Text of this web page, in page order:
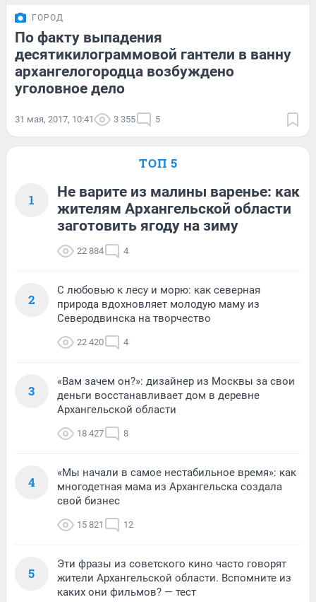
ГОРОД
По факту выпадения
десятикилограммовой гантели в ванну
архангелогородца возбуждено
уголовное дело
31 мая, 2017, 10:41 3 355 5
ТОП 5
1
Не варите из малины варенье: как
жителям Архангельской области
заготовить ягоду на зиму
22 884 4
2
С любовью к лесу и морю: как северная
природа вдохновляет молодую маму из
Северодвинска на творчество
22 420 4
3
«Вам зачем он?»: дизайнер из Москвы за свои
деньги восстанавливает дом в деревне
Архангельской области
18 427 8
4
«Мы начали в самое нестабильное время»: как
многодетная мама из Архангельска создала
свой бизнес
15 821 12
5
Эти фразы из советского кино часто говорят
жители Архангельской области. Вспомните из
каких они фильмов? — тест